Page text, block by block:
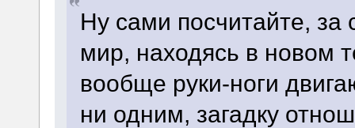
Ну сами посчитайте,
мир, находясь в новом
вообще руки-ноги
ни одним, загадку